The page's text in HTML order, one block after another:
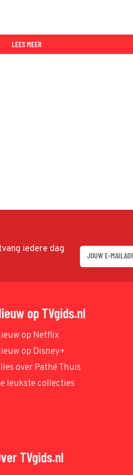
LEES MEER
iedere dag
op TVgids.nl
op Netflix
op Disney+
over Pathé Thuis
leukste collecties
TVgids.nl